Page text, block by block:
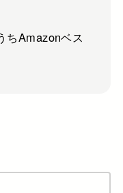
ちAmazonベス